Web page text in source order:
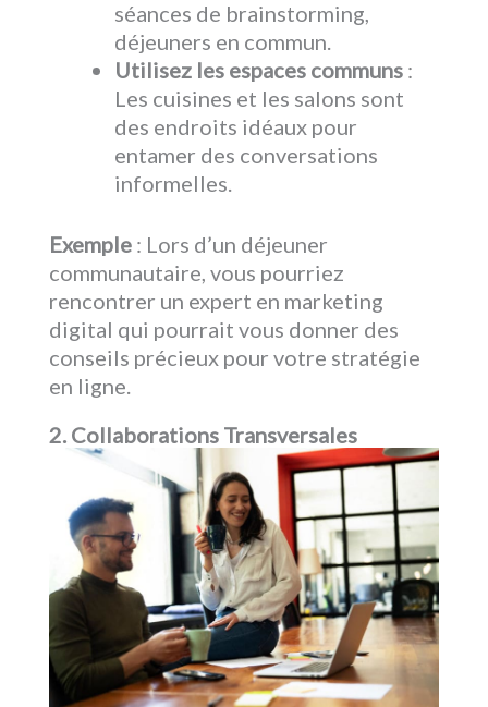
séances de brainstorming,
déjeuners en commun.
Utilisez les espaces communs :
Les cuisines et les salons sont
des endroits idéaux pour
entamer des conversations
informelles.
Exemple : Lors d’un déjeuner
communautaire, vous pourriez
rencontrer un expert en marketing
digital qui pourrait vous donner des
conseils précieux pour votre stratégie
en ligne.
2. Collaborations Transversales